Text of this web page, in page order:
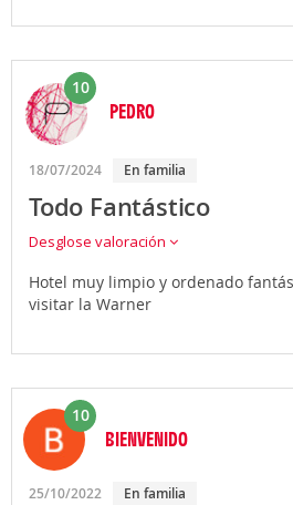
10
PEDRO
18/07/2024 En familia
Todo Fantástico
Desglose valoración
Hotel muy limpio y ordenado
visitar la Warner
10
BIENVENIDO
25/10/2022 En familia